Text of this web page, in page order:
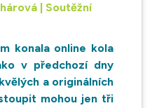
| Soutěžní
konala online kola
v předchozí dny
a originálních
mohou jen tři